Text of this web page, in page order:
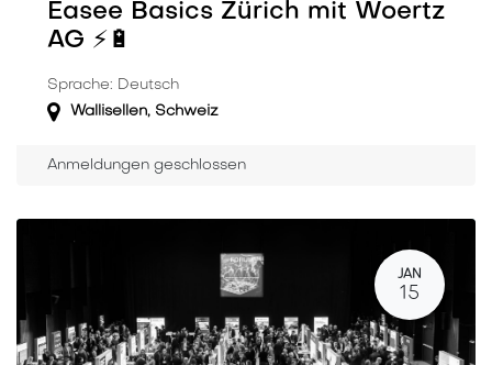
Easee Basics Zürich mit Woertz
AG ⚡️🔋
Sprache: Deutsch
Wallisellen, Schweiz
Anmeldungen geschlossen
JAN
15